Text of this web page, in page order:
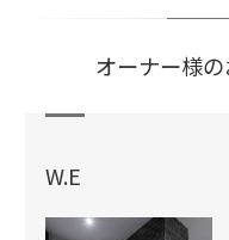
オーナー様
W.E